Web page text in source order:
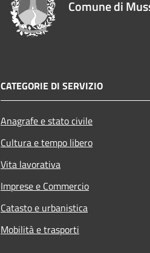
Comune di
CATEGORIE DI SERVIZIO
Anagrafe e stato civile
Cultura e tempo libero
Vita lavorativa
Imprese e Commercio
Catasto e urbanistica
Mobilità e trasporti